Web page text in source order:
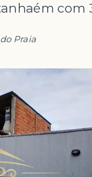
com
Praia